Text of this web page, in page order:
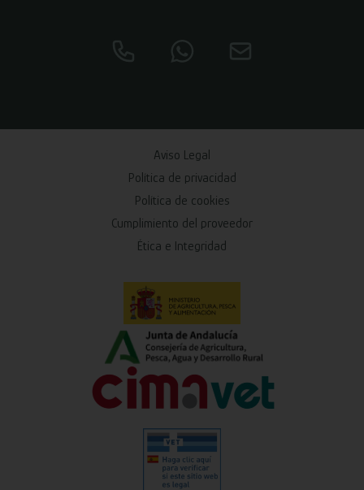
Aviso Legal
Política de privacidad
Política de cookies
Cumplimiento del proveedor
Ética e Integridad